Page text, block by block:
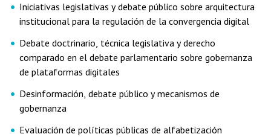
Iniciativas legislativas y debate público sobre arquitectura
institucional para la regulación de la convergencia digital
Debate doctrinario, técnica legislativa y derecho
comparado en el debate parlamentario sobre gobernanza
de plataformas digitales
Desinformación, debate público y mecanismos de
gobernanza
Evaluación de políticas públicas de alfabetización